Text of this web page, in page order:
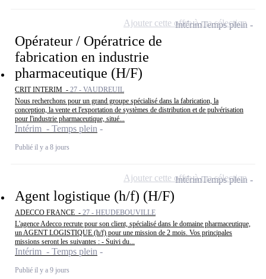
Opérateur / Opératrice de
fabrication en industrie
pharmaceutique (H/F)
CRIT INTERIM - 27 - VAUDREUIL
Nous recherchons pour un grand groupe spécialisé dans la fabrication, la
conception, la vente et l'exportation de systèmes de distribution et de pulvérisation
pour l'industrie pharmaceutique, situé...
Intérim - Temps plein
Publié il y a 8 jours
IntérimTemps plein
Ajouter cette offre à ma sélection
Agent logistique (h/f) (H/F)
ADECCO FRANCE - 27 - HEUDEBOUVILLE
L'agence Adecco recrute pour son client, spécialisé dans le domaine pharmaceutique,
un AGENT LOGISTIQUE (h/f) pour une mission de 2 mois. Vos principales
missions seront les suivantes : - Suivi du...
Intérim - Temps plein
Publié il y a 9 jours
IntérimTemps plein
Ajouter cette offre à ma sélection